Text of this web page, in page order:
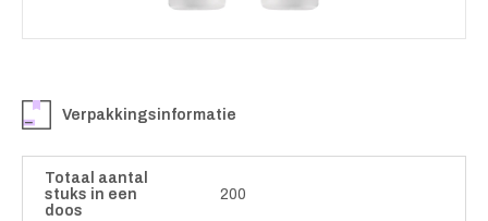
Verpakkingsinformatie
Totaal aantal
stuks in een
doos
200